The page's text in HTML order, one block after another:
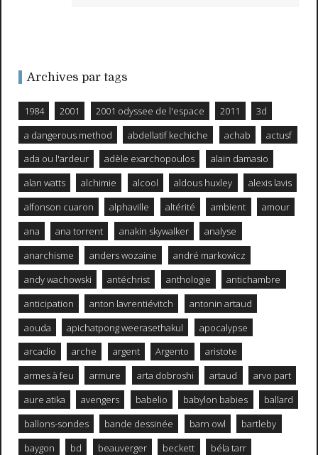
Archives par tags
1984 2001 2001 odyssee de l'espace 2011
3d
a dangerous method
abdellatif kechiche achab
actusf
ada ou l'ardeur
adèle exarchopoulos
alain damasio
alan watts
alchimie alcool aldous huxley
alexis lavis
alfonson cuaron
alphaville altérité ambient
amour
ana
ana torrent anakin skywalker
analyse
anarchisme
anders wozaine
andré markowicz
andy wachowski
antéchrist anthologie
antichambre
anticipation
anton lavrentiévitch
antonin artaud
aouda
apichatpong weerasethakul
apocalypse
arcadio
arche argent Argento
aristote
armes à feu
armure arta dobroshi artaud
arvo part
aure atika
avengers babelio babylon babies
ballard
ballons-sondes
bande dessinée barn owl
bartleby
baygon
bd beauverger beckett béla tarr